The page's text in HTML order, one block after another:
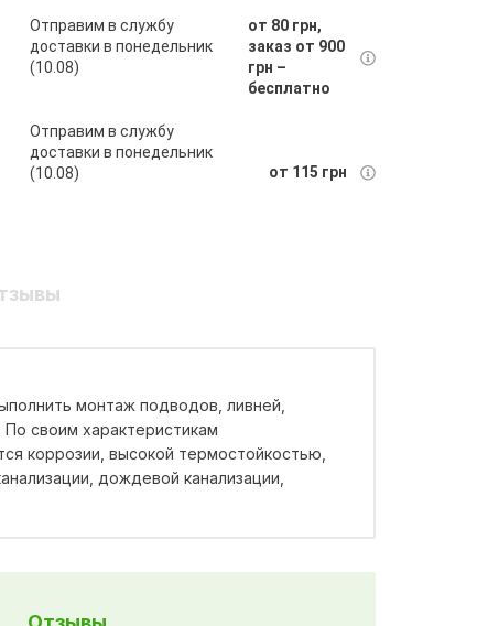
Отправим в службу
доставки в понедельник
(10.08)
от 80 грн,
заказ от 900
грн –
бесплатно
Отправим в службу
доставки в понедельник
(10.08)
от 115 грн
монтаж подводов, ливней,
своим характеристикам
коррозии, высокой термостойкостью,
дождевой канализации,